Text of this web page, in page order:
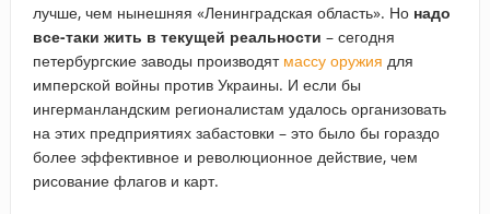
лучше, чем нынешняя «Ленинградская область». Но надо
все-таки жить в текущей реальности – сегодня
петербургские заводы производят массу оружия для
имперской войны против Украины. И если бы
ингерманландским регионалистам удалось организовать
на этих предприятиях забастовки – это было бы гораздо
более эффективное и революционное действие, чем
рисование флагов и карт.